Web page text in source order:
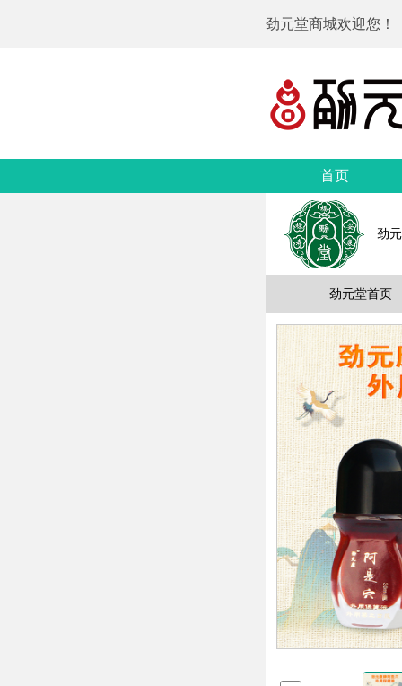
劲元堂商城欢迎您！
首页
劲
劲元堂首页